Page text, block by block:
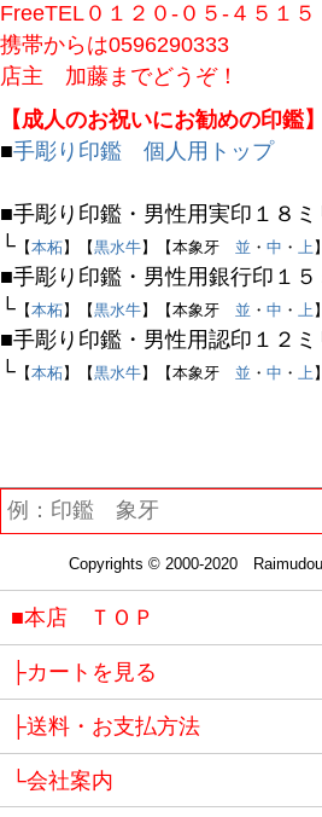
FreeTEL０１２０-０５-４５１５
携帯からは0596290333
店主 加藤までどうぞ！
【成人のお祝いにお勧めの印鑑】
■手彫り印鑑 個人用トップ
■手彫り印鑑・男性用実印１８ミ
└ 【本柘】【黒水牛】【本象牙 並 ・ 中 ・ 上 】
■手彫り印鑑・男性用銀行印１
└ 【本柘】【黒水牛】【本象牙 並 ・ 中 ・ 上 】
■手彫り印鑑・男性用認印１２ミ
└ 【本柘】【黒水牛】【本象牙 並 ・ 中 ・ 上 】
予約商品
予約商品のみを表示
並び順
新着順
登録順
価格が安い順
価格が高い順
優先度順
レビュー順
キーワードヒット順
Copyrights © 2000-2020
■本店 ＴＯＰ
├カートを見る
├送料・お支払方法
└会社案内